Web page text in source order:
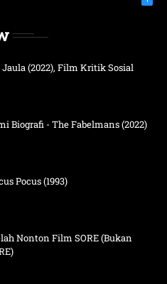
Jaula (2022), Film Kritik Sosial
Biografi - The Fabelmans (2022)
Pocus (1993)
Nonton Film SORE (Bukan